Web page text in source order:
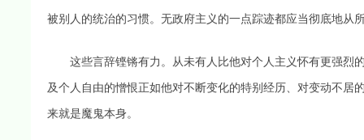
被别人的统治的习惯。无政府主义的一点踪迹都应当彻底地从
这些言辞铿锵有力。从未有人比他对个人主义怀有更强烈
及个人自由的憎恨正如他对不断变化的特别经历、对变动不
来就是魔鬼本身。